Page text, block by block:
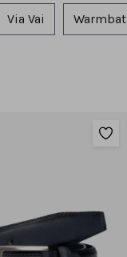
Via Vai Warmbat